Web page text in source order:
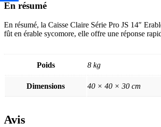
En résumé
En résumé, la Caisse Claire Série Pro JS 14″
fût en érable sycomore, elle offre une réponse
Poids 8 kg
Dimensions 40 × 40 × 30 cm
Avis